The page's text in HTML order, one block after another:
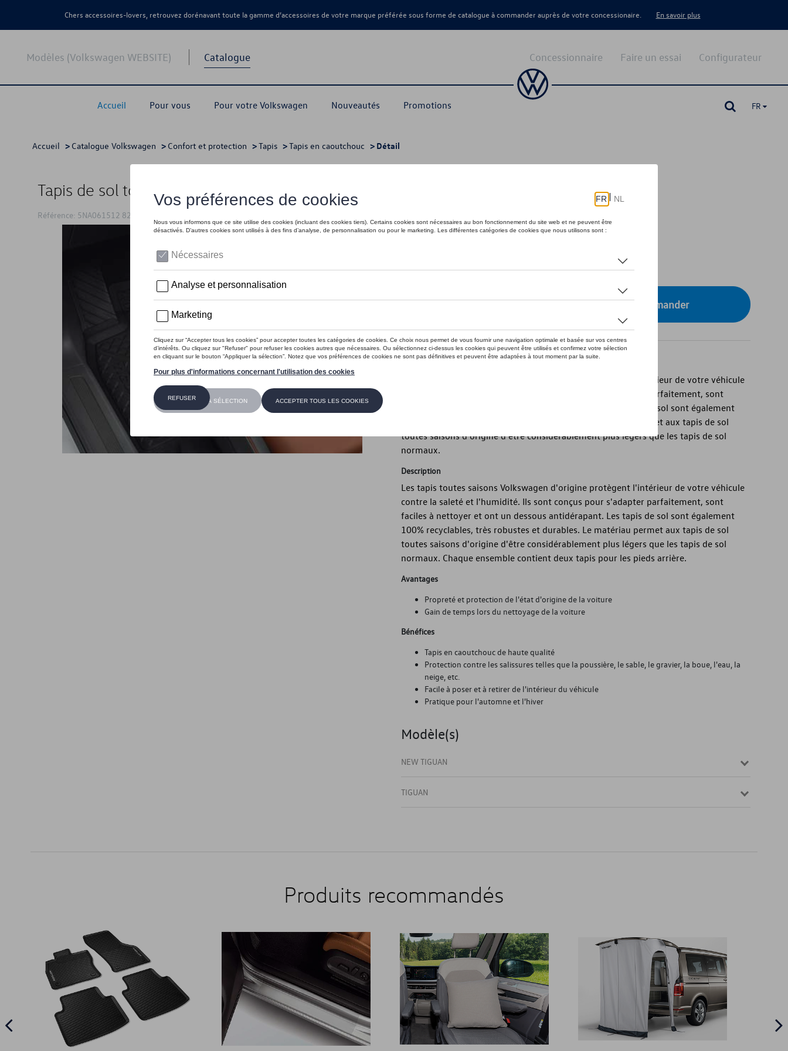
Chers accessoires-lovers, retrouvez dorénavant toute la gamme d’accessoires de votre marque préférée sous forme de catalogue à commander auprès de votre concessionaire. En savoir plus
Modèles (Volkswagen WEBSITE) Catalogue
Accueil Pour vous Pour votre Volkswagen Nouveautés Promotions
Configurateur
Faire un essai
Concessionnaire
FR
Accueil > Catalogue Volkswagen > Confort et protection >Tapis >Tapis en caoutchouc > Détail
Tapis de sol toutes saisons, arrière, noir titane
Référence: 5NA061512 82V
Moins de 5 pcs disponibles.
Contactez votre concessionnaire pour commander
Introduction
Les tapis toutes saisons Volkswagen d'origine protègent l'intérieur de votre véhicule
contre la saleté et l'humidité. Ils sont conçus pour s'adapter parfaitement, sont
faciles à nettoyer et ont un dessous antidérapant. Les tapis de sol sont également
100% recyclables, très robustes et durables. Le matériau permet aux tapis de sol
toutes saisons d'origine d'être considérablement plus légers que les tapis de sol
normaux.
Description
Les tapis toutes saisons Volkswagen d'origine protègent l'intérieur de votre véhicule
contre la saleté et l'humidité. Ils sont conçus pour s'adapter parfaitement, sont
faciles à nettoyer et ont un dessous antidérapant. Les tapis de sol sont également
100% recyclables, très robustes et durables. Le matériau permet aux tapis de sol
toutes saisons d'origine d'être considérablement plus légers que les tapis de sol
normaux. Chaque ensemble contient deux tapis pour les pieds arrière.
Avantages
Propreté et protection de l'état d'origine de la voiture
Gain de temps lors du nettoyage de la voiture
Bénéfices
Tapis en caoutchouc de haute qualité
Protection contre les salissures telles que la poussière, le sable, le gravier, la boue, l'eau, la
neige, etc.
Facile à poser et à retirer de l'intérieur du véhicule
Pratique pour l'automne et l'hiver
Modèle(s)
NEW TIGUAN
TIGUAN
Produits recommandés